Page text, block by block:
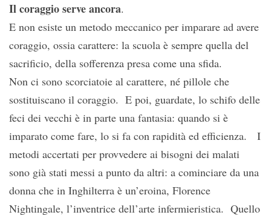
Il coraggio serve ancora.
E non esiste un metodo meccanico per imparare ad avere
coraggio, ossia carattere: la scuola è sempre quella del
sacrificio, della sofferenza presa come una sfida.
Non ci sono scorciatoie al carattere, né pillole che
sostituiscano il coraggio. E poi, guardate, lo schifo delle
feci dei vecchi è in parte una fantasia: quando si è
imparato come fare, lo si fa con rapidità ed efficienza. I
metodi accertati per provvedere ai bisogni dei malati
sono già stati messi a punto da altri: a cominciare da una
donna che in Inghilterra è un’eroina, Florence
Nightingale, l’inventrice dell’arte infermieristica. Quello